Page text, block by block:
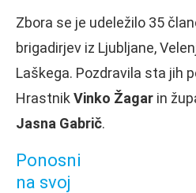
Zbora se je udeležilo 35
brigadirjev iz Ljubljane,
Laškega. Pozdravila sta jih
Hrastnik Vinko Žagar in
Jasna Gabrič.
Ponosni
na svoj